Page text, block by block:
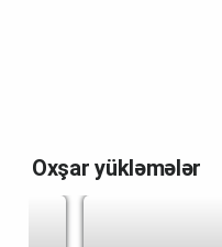
Oxşar yükləmələr